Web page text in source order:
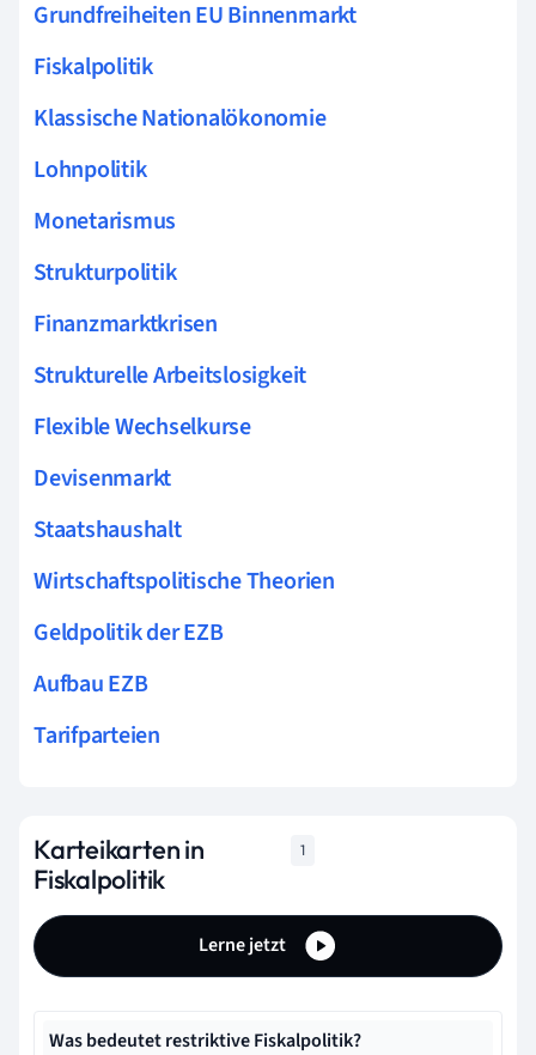
Grundfreiheiten EU Binnenmarkt
Fiskalpolitik
Klassische Nationalökonomie
Lohnpolitik
Monetarismus
Strukturpolitik
Finanzmarktkrisen
Strukturelle Arbeitslosigkeit
Flexible Wechselkurse
Devisenmarkt
Staatshaushalt
Wirtschaftspolitische Theorien
Geldpolitik der EZB
Aufbau EZB
Tarifparteien
Karteikarten in
Fiskalpolitik
1
Lerne jetzt
Was bedeutet restriktive Fiskalpolitik?